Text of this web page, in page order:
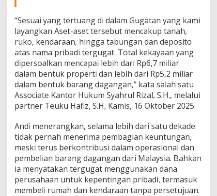
“Sesuai yang tertuang di dalam Gugatan yang kami
layangkan Aset-aset tersebut mencakup tanah,
ruko, kendaraan, hingga tabungan dan deposito
atas nama pribadi tergugat. Total kekayaan yang
dipersoalkan mencapai lebih dari Rp6,7 miliar
dalam bentuk properti dan lebih dari Rp5,2 miliar
dalam bentuk barang dagangan,” kata salah satu
Associate Kantor Hukum Syahrul Rizal, S.H., melalui
partner Teuku Hafiz, S.H, Kamis, 16 Oktober 2025.
Andi menerangkan, selama lebih dari satu dekade
tidak pernah menerima pembagian keuntungan,
meski terus berkontribusi dalam operasional dan
pembelian barang dagangan dari Malaysia. Bahkan
ia menyatakan tergugat menggunakan dana
perusahaan untuk kepentingan pribadi, termasuk
membeli rumah dan kendaraan tanpa persetujuan.